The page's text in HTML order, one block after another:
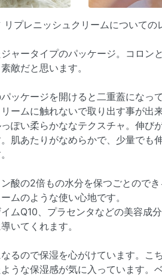
リプレニッシュクリームについての
ャータイプのパッケージ。コロン
敵だと思います。
ッケージを開けると二重蓋になっ
ームに触れないで取り出す事が出
ぽい柔らかななテクスチャ。伸
肌あたりがなめらかで、少量でも
酸の2倍もの水分を保つごとので
ムのような使い心地です。
ムQ10、プラセンタなどの美容成
いてくれます。
るので保湿を心がけています。こ
うな保湿感が気に入っています。